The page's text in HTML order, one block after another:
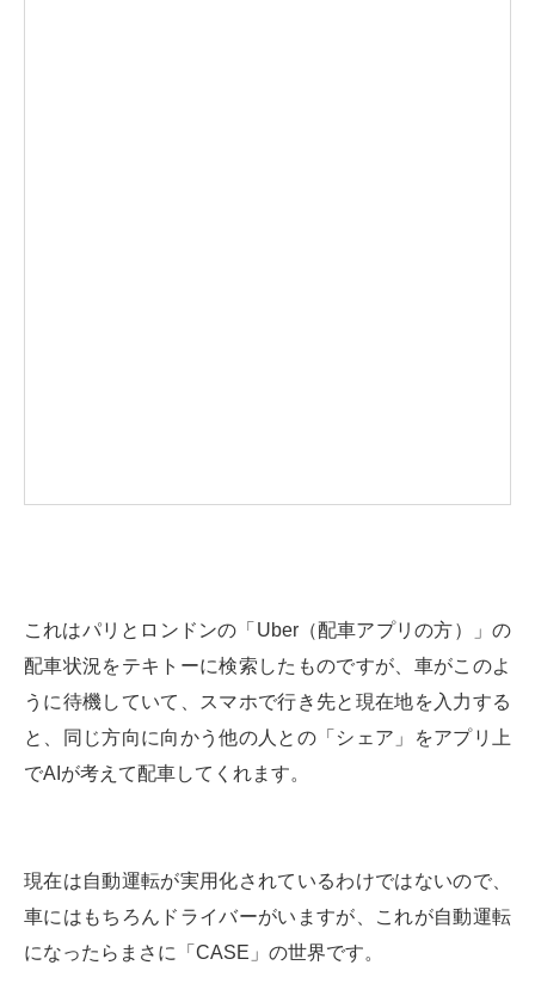
これはパリとロンドンの「Uber（配車アプリの方）」の
配車状況をテキトーに検索したものですが、車がこのよ
うに待機していて、スマホで行き先と現在地を入力する
と、同じ方向に向かう他の人との「シェア」をアプリ上
でAIが考えて配車してくれます。
現在は自動運転が実用化されているわけではないので、
車にはもちろんドライバーがいますが、これが自動運転
になったらまさに「CASE」の世界です。